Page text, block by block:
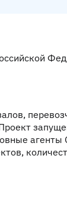
агенты